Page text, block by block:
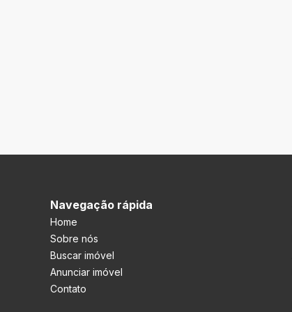
Navegação rápida
Home
Sobre nós
Buscar imóvel
Anunciar imóvel
Contato